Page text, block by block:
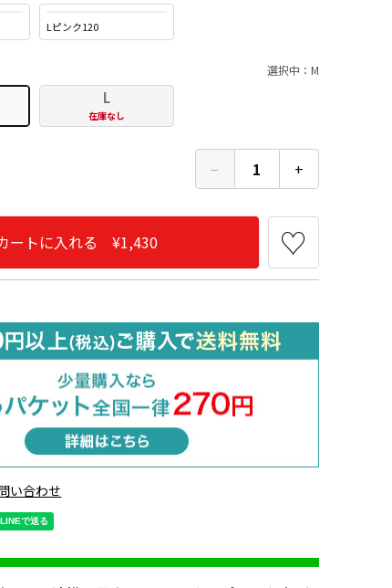
ム730 グレー940 Ｌパープル890 Lピンク120
Lピンク120
選択中：M
L
在庫なし
− 1 +
ートに入れる ¥1,430
い合わせ